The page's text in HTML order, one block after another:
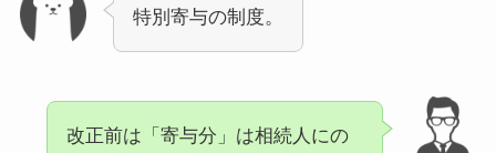
特別寄与の制度。
改正前は「寄与分」は相続人にの